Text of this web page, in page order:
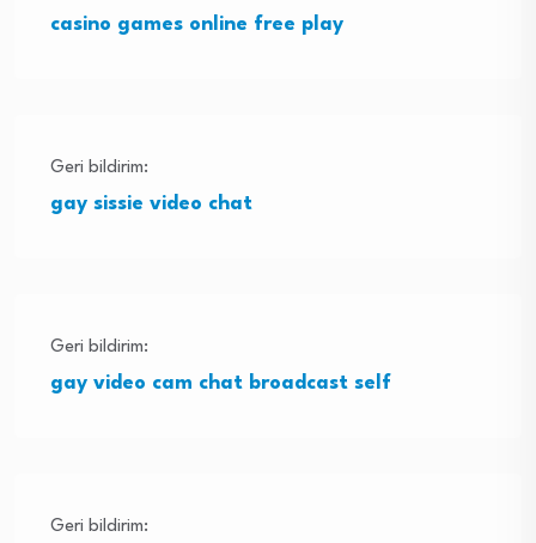
casino games online free play
Geri bildirim:
gay sissie video chat
Geri bildirim:
gay video cam chat broadcast self
Geri bildirim: